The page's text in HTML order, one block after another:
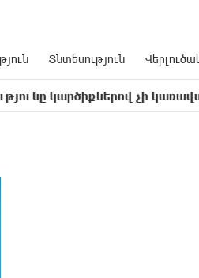
Տնտեսություն
չի կառավարվում.